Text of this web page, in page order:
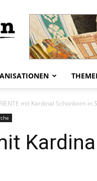
mit Kardinal Schönborn in